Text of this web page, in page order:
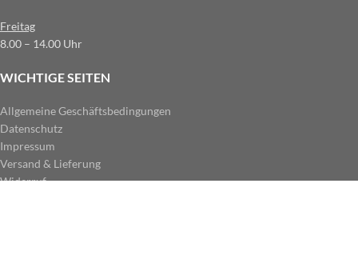
Freitag
8.00 – 14.00 Uhr
WICHTIGE SEITEN
Allgemeine Geschäftsbedingungen
Datenschutz
Impressum
Versand & Lieferung
Widerruf